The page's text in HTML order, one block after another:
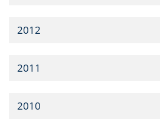
2012
2011
2010